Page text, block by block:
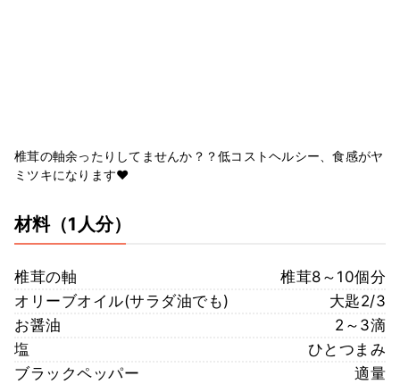
椎茸の軸余ったりしてませんか？？低コストヘルシー、食感がヤ
ミツキになります♥︎
材料（1人分）
椎茸の軸
椎茸8～10個分
オリーブオイル(サラダ油でも)
大匙2/3
お醤油
2～3滴
塩
ひとつまみ
ブラックペッパー
適量